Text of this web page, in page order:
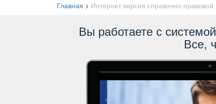
Главная > Интернет версия справочно-
ы работаете с
се,